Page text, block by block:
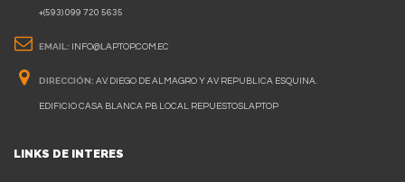
+(593) 099 720 5635
EMAIL: INFO@LAPTOP.COM.EC
DIRECCIÓN: AV. DIEGO DE ALMAGRO Y AV REPUBLICA ESQUINA.
EDIFICIO CASA BLANCA PB LOCAL REPUESTOSLAPTOP
LINKS DE INTERES